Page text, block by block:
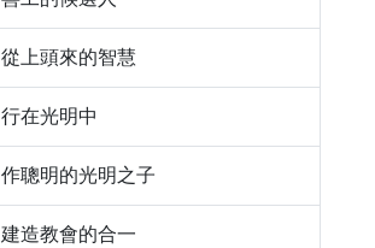
​從上頭來的智慧
​行在光明中
作聰明的光明之子
​建造教會的合一